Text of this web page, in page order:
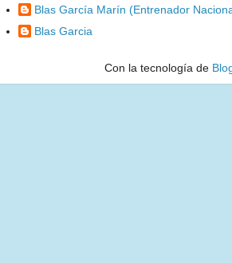
Blas García Marín (Entrenador
Blas Garcia
Con la tecnología de